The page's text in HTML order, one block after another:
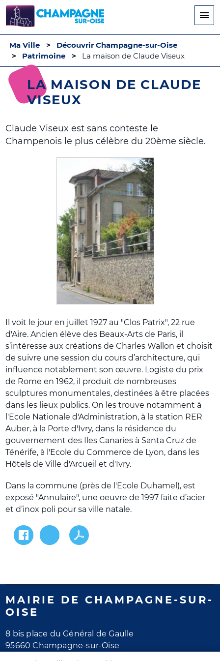
principal
Ma Ville
Découvrir Champagne-sur-Oise
Patrimoine
La maison de Claude Viseux
LA MAISON DE CLAUDE
VISEUX
Claude Viseux est sans conteste le
Champenois le plus célèbre du 20ème siècle.
Il voit le jour en juillet 1927 au "Clos Patrix", 22 rue
d'Aire. Ancien élève des Beaux-Arts de Paris, il
s’intéresse aux créations de Charles Wallon et choisit
de suivre une session du cours d’architecture, qui
influence notablement son œuvre. Logiste du prix
de Rome en 1962, il produit de nombreuses
sculptures monumentales, destinées à être placées
dans les lieux publics. On les trouve notamment à
l'Ecole Nationale d'Administration, à la station RER
Auber, à la Porte d'Ivry, dans la résidence du
gouvernement des Iles Canaries à Santa Cruz de
Ténérife, à l'Ecole du Commerce de Lyon, dans les
Hôtels de Ville d'Arcueil et d'Ivry.
Dans la commune (près de l'Ecole Duhamel), est
exposé "Annulaire", une oeuvre de 1997 faite d’acier
et d’inox poli pour sa ville natale.
MAIRIE DE CHAMPAGNE-SUR-
OISE
8 bis place du Général de Gaulle
95660 Champagne-sur-Oise